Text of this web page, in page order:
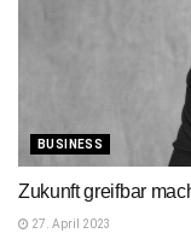
BUSINESS
Zukunft greifbar
27. April 2023